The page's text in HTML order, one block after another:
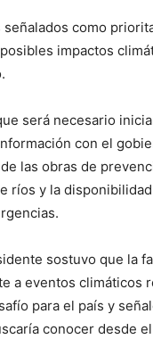
señalados como
impactos
será necesario
con el
las obras de
ríos y la
sostuvo que la
a eventos climáticos
para el país y
conocer desde